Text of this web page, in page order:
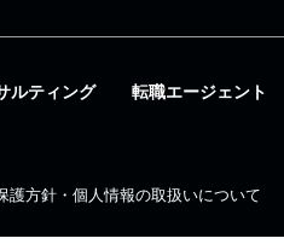
ルティング 転職エージェント
護方針・個人情報の取扱いについて